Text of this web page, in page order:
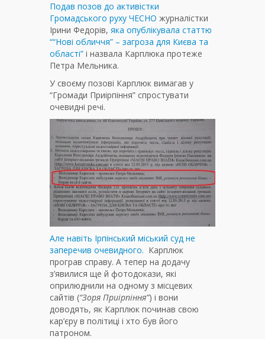
Подав позов до активістки
Громадського руху ЧЕСНО журналістки
Ірини Федорів, яка опублікувала статтю
““Нові обличчя” – загроза для Києва та
області” і назвала Карплюка протеже
Петра Мельника.
У своєму позові Карплюк вимагав у
“Громади Приірпіння” спростувати
очевидні речі.
Але навіть Ірпінський міський суд не
заперечив очевидного. Карплюк
програв справу. А тепер на додачу
з’явилися ще й фотодокази, які
оприлюднили на одному з місцевих
сайтів (“Зоря Приірпіння”) і вони
доводять, як Карплюк починав свою
кар’єру в політиці і хто був його
патроном.